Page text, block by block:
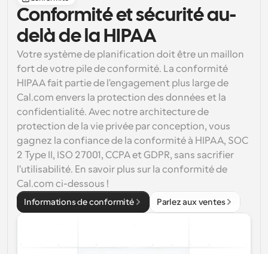
Conformité et sécurité au-
delà de la HIPAA
Votre système de planification doit être un maillon
fort de votre pile de conformité. La conformité
HIPAA fait partie de l'engagement plus large de
Cal.com envers la protection des données et la
confidentialité. Avec notre architecture de
protection de la vie privée par conception, vous
gagnez la confiance de la conformité à HIPAA, SOC
2 Type II, ISO 27001, CCPA et GDPR, sans sacrifier
l'utilisabilité. En savoir plus sur la conformité de
Cal.com ci-dessous !
Informations de conformité Parlez aux ventes